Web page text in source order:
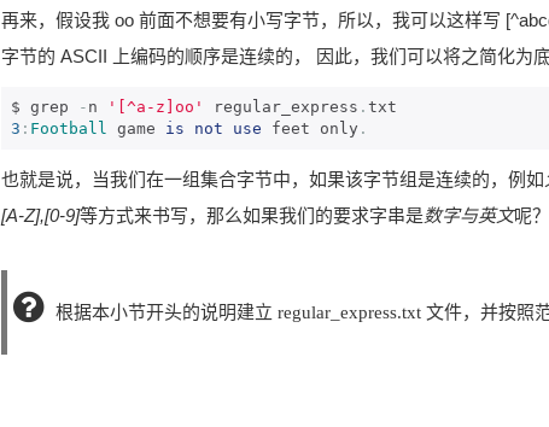
再来，假设我 oo 前面不想要有小写字节，所以，我可以这样写
字节的 ASCII 上编码的顺序是连续的， 因此，我们可以将之简化为底
$ grep - n '[^a-z]oo' regular_express .
3 : Football game is not use feet only .
也就是说，当我们在一组集合字节中，如果该字节组是连续的，例如
[A-Z],[0-9]等方式来书写，那么如果我们的要求字串是数字与英文呢
根据本小节开头的说明建立 regular_express.txt 文件，并按照